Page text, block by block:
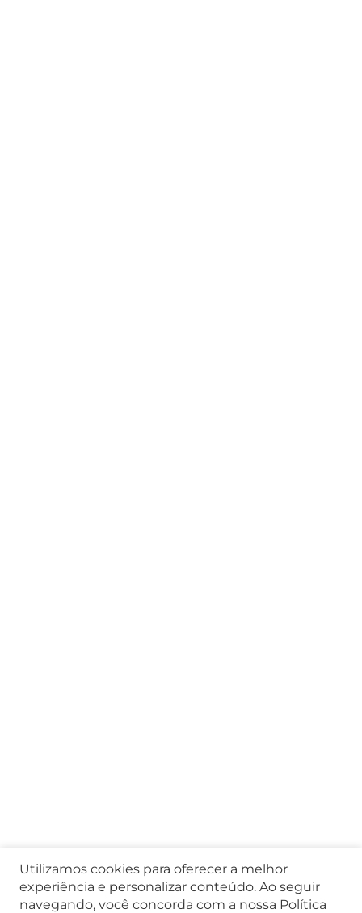
Utilizamos cookies para oferecer a melhor
experiência e personalizar conteúdo. Ao seguir
navegando, você concorda com a nossa Política